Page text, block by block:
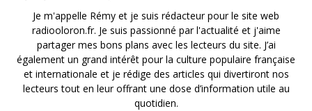
Je m'appelle Rémy et je suis rédacteur pour le site web
radiooloron.fr. Je suis passionné par l'actualité et j'aime
partager mes bons plans avec les lecteurs du site. J’ai
également un grand intérêt pour la culture populaire française
et internationale et je rédige des articles qui divertiront nos
lecteurs tout en leur offrant une dose d’information utile au
quotidien.